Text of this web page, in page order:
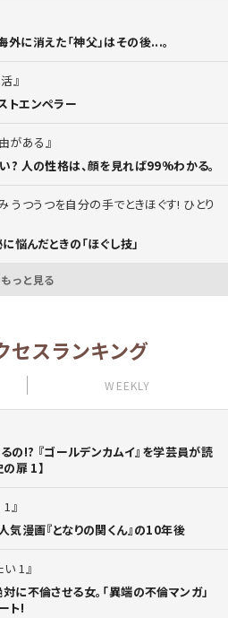
に消えた「神父」はその後...。
トエンペラー
がある
? 人の性格は、顔を見れば99%わかる。
うつうつを自分の手でときほぐす! ひとり
悩んだときの「ほぐし技」
もっと見る
セスランキング
WEEKLY
の!? 『ゴールデンカムイ』を学芸員が読
の扉 1】
気漫画『となりの関くん』の10年後
1
に不倫させる女。「異端の不倫マンガ」
ト!